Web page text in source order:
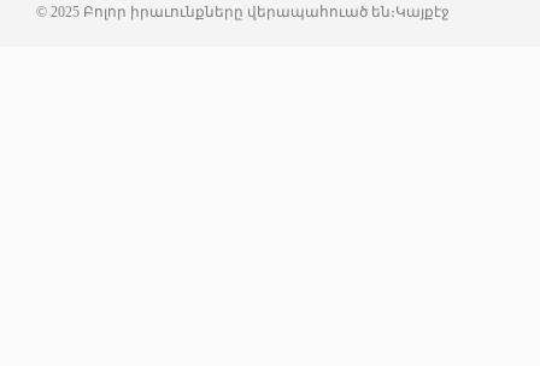
© 2025 Բոլոր իրաւունքները վերապահուած են։Կայքէջ